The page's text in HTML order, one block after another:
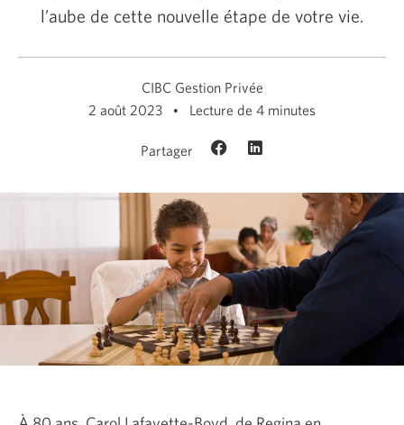
l’aube de cette nouvelle étape de votre vie.
CIBC Gestion Privée
2 août 2023
Lecture de 4 minutes
Partager